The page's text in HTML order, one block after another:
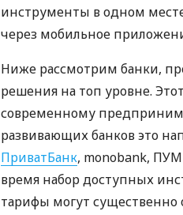
инструменты в одном
через мобильное
Ниже рассмотрим банки,
решения на топ уровне.
современному
развивающих банков это
ПриватБанк, monobank,
время набор доступных
тарифы могут существенно